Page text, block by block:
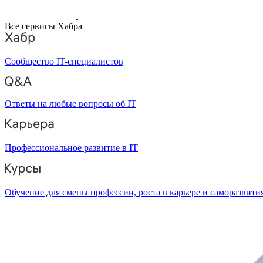
Все сервисы Хабра
Сообщество IT-специалистов
Ответы на любые вопросы об IT
Профессиональное развитие в IT
Обучение для смены профессии, роста в карьере и